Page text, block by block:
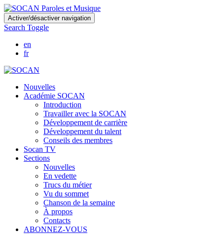
Skip
to
main
content
Activer/désactiver navigation
Search Toggle
en
fr
Nouvelles
Académie SOCAN
Introduction
Travailler avec la SOCAN
Développement de carrière
Développement du talent
Conseils des membres
Socan TV
Sections
Nouvelles
En vedette
Trucs du métier
Vu du sommet
Chanson de la semaine
À propos
Contacts
ABONNEZ-VOUS